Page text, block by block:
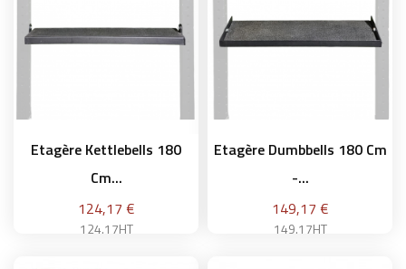
Etagère Kettlebells 180
Cm...
Prix
124,17 €
124.17HT
Etagère Dumbbells 180 Cm
-...
Prix
149,17 €
149.17HT